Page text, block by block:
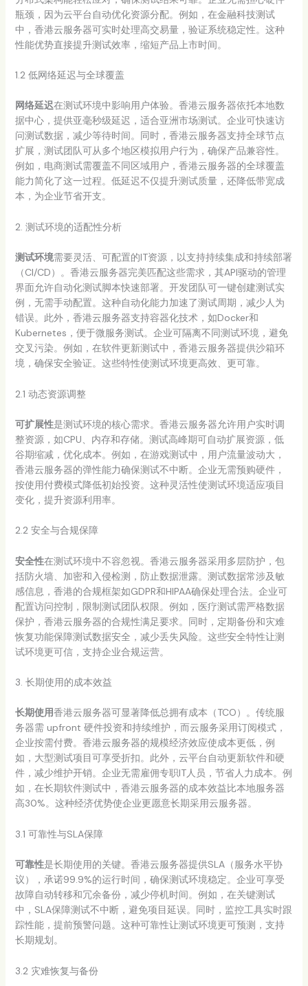
瓶颈，因为云平台自动优化资源分配。例如，在金融科技测试
中，香港云服务器可实时处理高交易量，验证系统稳定性。这种
性能优势直接提升测试效率，缩短产品上市时间。
1.2 低网络延迟与全球覆盖
网络延迟在测试环境中影响用户体验。香港云服务器依托本地数
据中心，提供亚毫秒级延迟，适合亚洲市场测试。企业可快速访
问测试数据，减少等待时间。同时，香港云服务器支持全球节点
扩展，测试团队可从多个地区模拟用户行为，确保产品兼容性。
例如，电商测试需覆盖不同区域用户，香港云服务器的全球覆盖
能力简化了这一过程。低延迟不仅提升测试质量，还降低带宽成
本，为企业节省开支。
2. 测试环境的适配性分析
测试环境需要灵活、可配置的IT资源，以支持持续集成和持续部署
（CI/CD）。香港云服务器完美匹配这些需求，其API驱动的管理
界面允许自动化测试脚本快速部署。开发团队可一键创建测试实
例，无需手动配置。这种自动化能力加速了测试周期，减少人为
错误。此外，香港云服务器支持容器化技术，如Docker和
Kubernetes，便于微服务测试。企业可隔离不同测试环境，避免
交叉污染。例如，在软件更新测试中，香港云服务器提供沙箱环
境，确保安全验证。这些特性使测试环境更高效、更可靠。
2.1 动态资源调整
可扩展性是测试环境的核心需求。香港云服务器允许用户实时调
整资源，如CPU、内存和存储。测试高峰期可自动扩展资源，低
谷期缩减，优化成本。例如，在游戏测试中，用户流量波动大，
香港云服务器的弹性能力确保测试不中断。企业无需预购硬件，
按使用付费模式降低初始投资。这种灵活性使测试环境适应项目
变化，提升资源利用率。
2.2 安全与合规保障
安全性在测试环境中不容忽视。香港云服务器采用多层防护，包
括防火墙、加密和入侵检测，防止数据泄露。测试数据常涉及敏
感信息，香港的合规框架如GDPR和HIPAA确保处理合法。企业可
配置访问控制，限制测试团队权限。例如，医疗测试需严格数据
保护，香港云服务器的合规性满足要求。同时，定期备份和灾难
恢复功能保障测试数据安全，减少丢失风险。这些安全特性让测
试环境更可信，支持企业合规运营。
3. 长期使用的成本效益
长期使用香港云服务器可显著降低总拥有成本（TCO）。传统服
务器需 upfront 硬件投资和持续维护，而云服务采用订阅模式，
企业按需付费。香港云服务器的规模经济效应使成本更低，例
如，大型测试项目可享受折扣。此外，云平台自动更新软件和硬
件，减少维护开销。企业无需雇佣专职IT人员，节省人力成本。例
如，在长期软件测试中，香港云服务器的成本效益比本地服务器
高30%。这种经济优势使企业更愿意长期采用云服务器。
3.1 可靠性与SLA保障
可靠性是长期使用的关键。香港云服务器提供SLA（服务水平协
议），承诺99.9%的运行时间，确保测试环境稳定。企业可享受
故障自动转移和冗余备份，减少停机时间。例如，在关键测试
中，SLA保障测试不中断，避免项目延误。同时，监控工具实时跟
踪性能，提前预警问题。这种可靠性让测试环境更可预测，支持
长期规划。
3.2 灾难恢复与备份